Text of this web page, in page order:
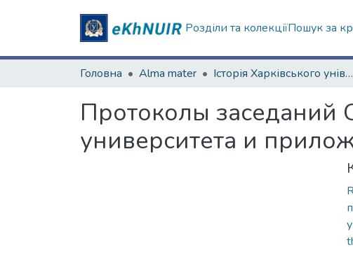
Розділи та колекціїПошук за
Головна Alma mater Історія Харківського університету
Протоколы заседаний
университета и